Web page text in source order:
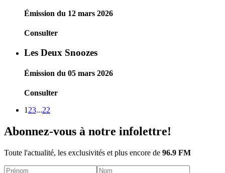
Émission du 12 mars 2026
Consulter
Les Deux Snoozes
Émission du 05 mars 2026
Consulter
1 23...22
Abonnez-vous à notre infolettre!
Toute l'actualité, les exclusivités et plus encore de 96.9 FM